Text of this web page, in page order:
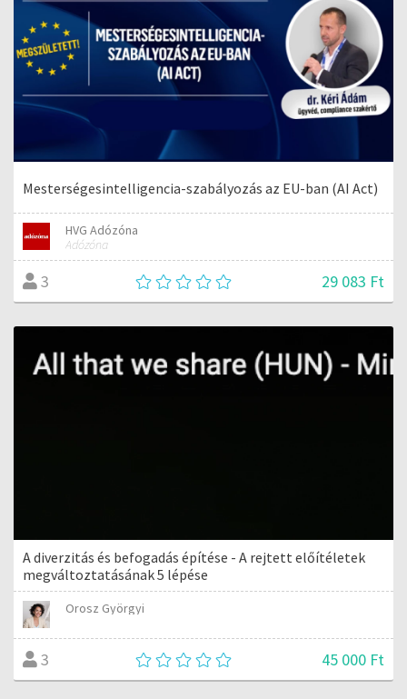
Mesterségesintelligencia-szabályozás az EU-ban (AI Act)
HVG Adózóna
Adózóna
3 29 083 Ft
A diverzitás és befogadás építése - A rejtett előítéletek
megváltoztatásának 5 lépése
Orosz Györgyi
3 45 000 Ft